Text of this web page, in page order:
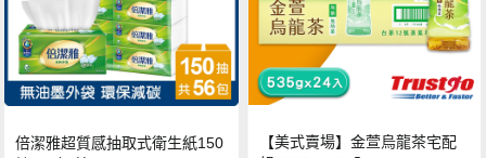
倍潔雅超質感抽取式衛生紙150
【美式賣場】金萱烏龍茶宅配